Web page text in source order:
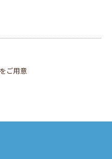
ご用意